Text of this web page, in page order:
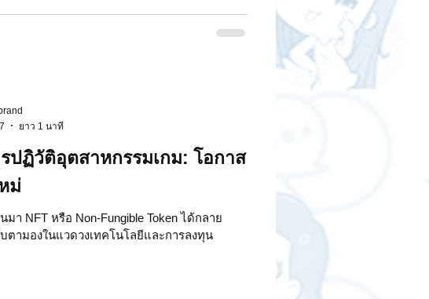
ปฏิวัติอุตสาหกรรมเกม: โอกาส
ม่
า NFT หรือ Non-Fungible Token ได้กลาย
ตามองในแวดวงเทคโนโลยีและการลงทุน
ยาว 1 นาที